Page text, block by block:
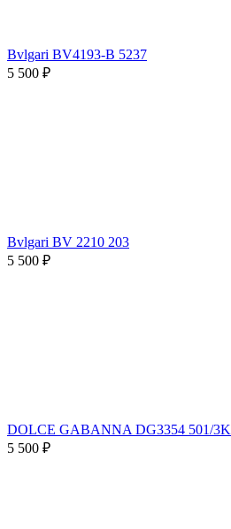
Bvlgari BV4193-B 5237
5 500 ₽
Bvlgari BV 2210 203
5 500 ₽
DOLCE GABANNA DG3354 501/3K
5 500 ₽